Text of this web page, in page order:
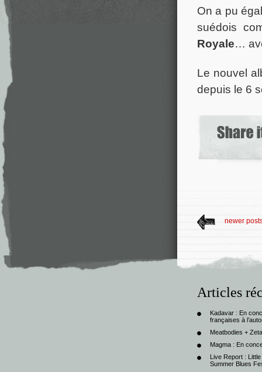
On a pu
suédois
Royale…
Le nouvel
depuis le 6
newer
Articles
Kadavar : En
françaises à
Meatbodies +
Magma : En
Live Report :
Summer Blues